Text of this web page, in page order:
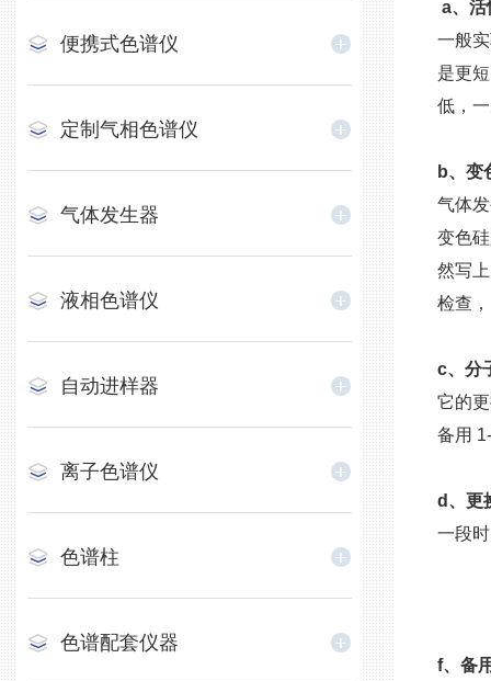
便携式色谱仪
定制气相色谱仪
气体发生器
液相色谱仪
自动进样器
离子色谱仪
色谱柱
色谱配套仪器
a、活
一般
是更
低，
b、变
气体
变色
然写
检查
c、分
它的
备用
d、更
一段
f、备